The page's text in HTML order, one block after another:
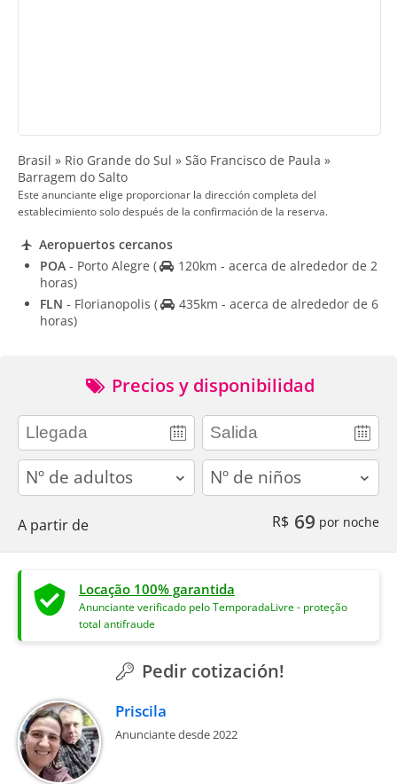
Brasil » Rio Grande do Sul » São Francisco de Paula »
Barragem do Salto
Este anunciante elige proporcionar la dirección completa del
establecimiento solo después de la confirmación de la reserva.
Aeropuertos cercanos
POA - Porto Alegre (
120km - acerca de alrededor de 2
horas)
FLN - Florianopolis (
435km - acerca de alrededor de 6
horas)
Precios y disponibilidad
adults children
A partir de R$ 69 por noche
Locação 100% garantida
Anunciante verificado pelo TemporadaLivre - proteção
total antifraude
Pedir cotización!
Priscila
Anunciante desde 2022